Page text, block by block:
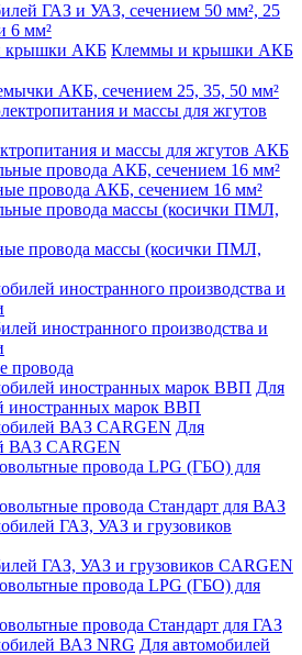
ГАЗ и УАЗ, сечением 50 мм², 25
6 мм²
Клеммы и крышки АКБ
АКБ, сечением 25, 35, 50 мм²
и массы для жгутов АКБ
провода АКБ, сечением 16 мм²
провода массы (косички ПМЛ,
иностранного производства и
провода
Для
иностранных марок ВВП
Для
ВАЗ CARGEN
провода LPG (ГБО) для
провода Стандарт для ВАЗ
ГАЗ, УАЗ и грузовиков CARGEN
провода LPG (ГБО) для
провода Стандарт для ГАЗ
Для автомобилей